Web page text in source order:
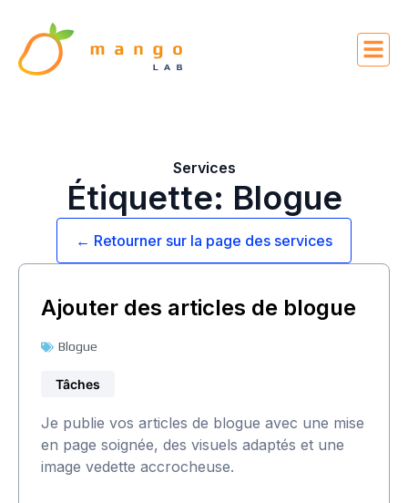
Services
Étiquette: Blogue
← Retourner sur la page des services
Ajouter des articles de blogue
Blogue
Tâches
Je publie vos articles de blogue avec une mise
en page soignée, des visuels adaptés et une
image vedette accrocheuse.